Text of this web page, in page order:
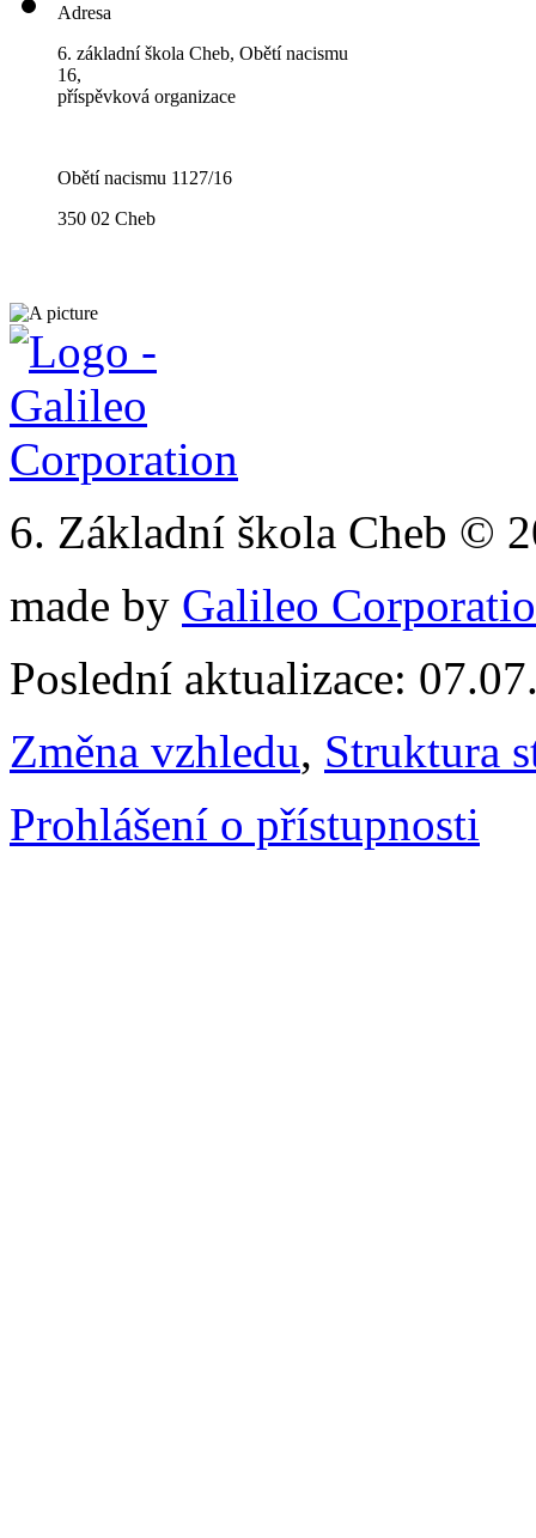
Adresa
6. základní škola Cheb, Obětí nacismu
16,
příspěvková organizace
Obětí nacismu 1127/16
350 02 Cheb
6. Základní škola Cheb ©
made by Galileo
Poslední aktualizace:
Změna vzhledu, Struktura
Prohlášení o přístupnosti